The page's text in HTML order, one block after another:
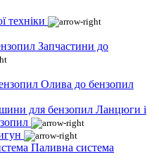
техніки
Запчастини до
Олива до бензопил
Ланцюги і
Паливна система